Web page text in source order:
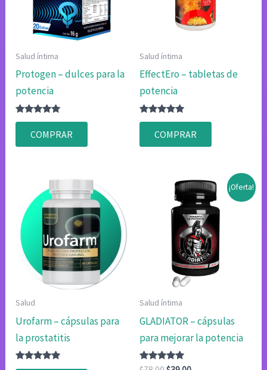
Salud íntima
Protogen – dulces para la
potencia
Valorado
4.80
de 5
COMPRAR
Salud íntima
EffectEro – tabletas de
potencia
Valorado
4.80
de 5
COMPRAR
Salud
Urofarm – cápsulas para
la prostatitis
Valorado
¡Oferta!
Salud íntima
GLADIATOR – cápsulas
para mejorar la potencia
Valorado